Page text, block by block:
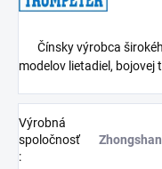
Čínsky výrobca
modelov lietadiel, bojovej
Výrobná
spoločnosť
: